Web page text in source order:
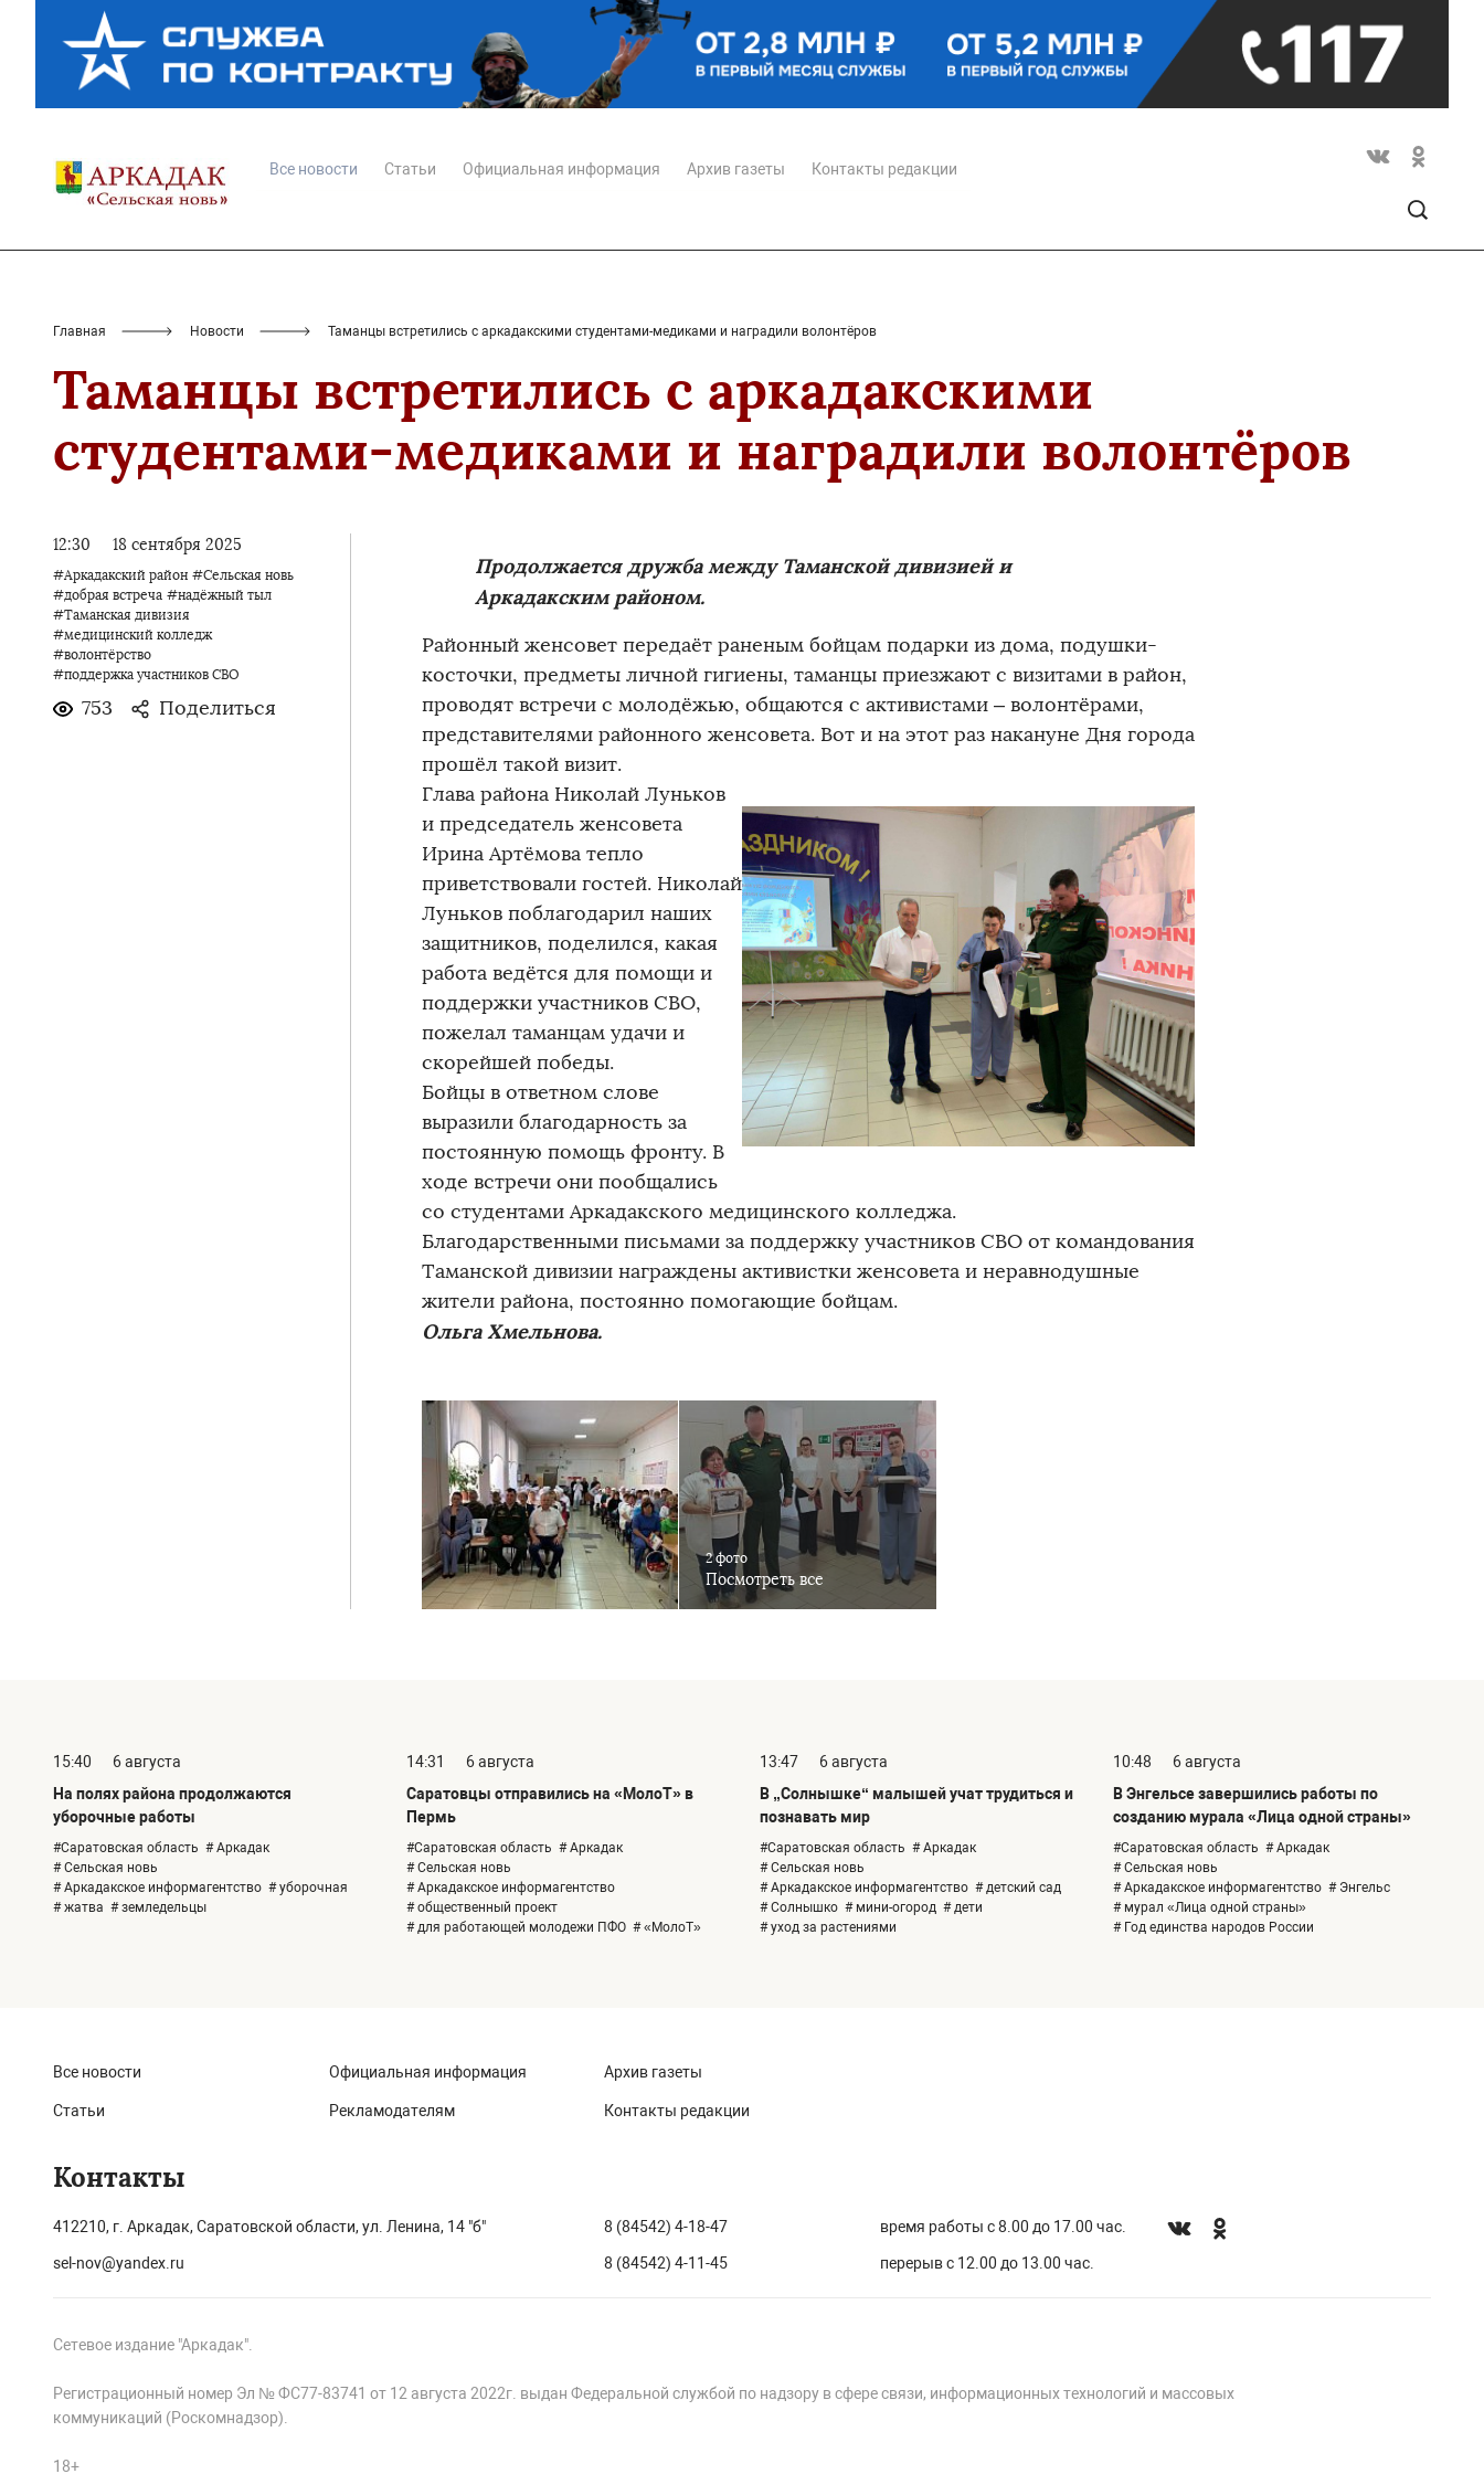
Все новости Статьи Официальная информация Архив газеты Контакты редакции
Главная Новости Таманцы встретились с аркадакскими студентами-медиками и наградили волонтёров
Таманцы встретились с аркадакскими
студентами-медиками и наградили волонтёров
12:30 18 сентября 2025
#Аркадакский район #Сельская новь
#добрая встреча #надёжный тыл
#Таманская дивизия
#медицинский колледж
#волонтёрство
#поддержка участников СВО
753 Поделиться
Продолжается дружба между Таманской дивизией и
Аркадакским районом.
Районный женсовет передаёт раненым бойцам подарки из дома, подушки-
косточки, предметы личной гигиены, таманцы приезжают с визитами в район,
проводят встречи с молодёжью, общаются с активистами – волонтёрами,
представителями районного женсовета. Вот и на этот раз накануне Дня города
прошёл такой визит.
Глава района Николай Луньков
и председатель женсовета
Ирина Артёмова тепло
приветствовали гостей. Николай
Луньков поблагодарил наших
защитников, поделился, какая
работа ведётся для помощи и
поддержки участников СВО,
пожелал таманцам удачи и
скорейшей победы.
Бойцы в ответном слове
выразили благодарность за
постоянную помощь фронту. В
ходе встречи они пообщались
со студентами Аркадакского медицинского колледжа.
Благодарственными письмами за поддержку участников СВО от командования
Таманской дивизии награждены активистки женсовета и неравнодушные
жители района, постоянно помогающие бойцам.
Ольга Хмельнова.
2 фото
Посмотреть все
15:40
6 августа
На полях района продолжаются
уборочные работы
#Саратовская область # Аркадак
# Сельская новь
# Аркадакское информагентство # уборочная
# жатва # земледельцы
14:31
6 августа
Саратовцы отправились на «МолоТ» в
Пермь
#Саратовская область # Аркадак
# Сельская новь
# Аркадакское информагентство
# общественный проект
# для работающей молодежи ПФО # «МолоТ»
13:47
6 августа
В „Солнышке“ малышей учат трудиться и
познавать мир
#Саратовская область # Аркадак
# Сельская новь
# Аркадакское информагентство # детский сад
# Солнышко # мини-огород # дети
# уход за растениями
10:48
6 августа
В Энгельсе завершились работы по
созданию мурала «Лица одной страны»
#Саратовская область # Аркадак
# Сельская новь
# Аркадакское информагентство # Энгельс
# мурал «Лица одной страны»
# Год единства народов России
Все новости
Статьи
Официальная информация
Рекламодателям
Архив газеты
Контакты редакции
Контакты
412210, г. Аркадак, Саратовской области, ул. Ленина, 14 "б"
sel-nov@yandex.ru
8 (84542) 4-18-47
8 (84542) 4-11-45
время работы с 8.00 до 17.00 час.
перерыв с 12.00 до 13.00 час.
Сетевое издание "Аркадак".
Регистрационный номер Эл № ФС77-83741 от 12 августа 2022г. выдан Федеральной службой по надзору в сфере связи, информационных технологий и массовых
коммуникаций (Роскомнадзор).
18+